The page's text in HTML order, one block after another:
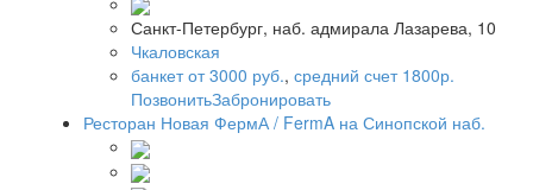
Санкт-Петербург, наб. адмирала Лазарева, 10
Чкаловская
банкет от 3000 руб., средний счет 1800р.
ПозвонитьЗабронировать
Ресторан Новая ФермА / FermA на Синопской наб.